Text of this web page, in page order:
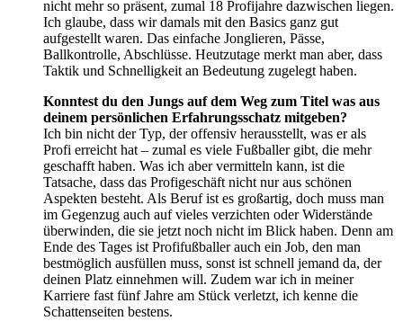
nicht mehr so präsent, zumal 18 Profijahre dazwischen liegen.
Ich glaube, dass wir damals mit den Basics ganz gut
aufgestellt waren. Das einfache Jonglieren, Pässe,
Ballkontrolle, Abschlüsse. Heutzutage merkt man aber, dass
Taktik und Schnelligkeit an Bedeutung zugelegt haben.
Konntest du den Jungs auf dem Weg zum Titel was aus
deinem persönlichen Erfahrungsschatz mitgeben?
Ich bin nicht der Typ, der offensiv herausstellt, was er als
Profi erreicht hat – zumal es viele Fußballer gibt, die mehr
geschafft haben. Was ich aber vermitteln kann, ist die
Tatsache, dass das Profigeschäft nicht nur aus schönen
Aspekten besteht. Als Beruf ist es großartig, doch muss man
im Gegenzug auch auf vieles verzichten oder Widerstände
überwinden, die sie jetzt noch nicht im Blick haben. Denn am
Ende des Tages ist Profifußballer auch ein Job, den man
bestmöglich ausfüllen muss, sonst ist schnell jemand da, der
deinen Platz einnehmen will. Zudem war ich in meiner
Karriere fast fünf Jahre am Stück verletzt, ich kenne die
Schattenseiten bestens.